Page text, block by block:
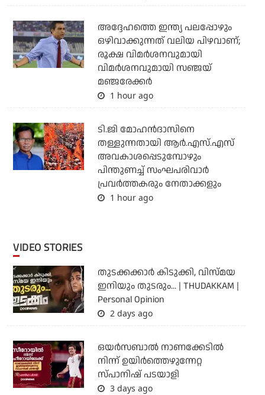
അദ്ദേഹത്തെ ഇന്ത്യ പലപ്പോഴും
ഒഴിവാക്കുന്നത് വലിയ പിഴവാണ്;
രൂക്ഷ വിമര്‍ശനവുമായി
വിമര്‍ശനവുമായി സഞ്ജയ്
മഞ്ജരേക്കര്‍
1 hour ago
ടി.ജി മോഹന്‍ദാസിനെ
തള്ളുന്നതായി ആര്‍.എസ്.എസ്
അവകാശപ്പെടുമ്പോഴും
പിന്തുണച്ച് സംഘപരിവാര്‍
പ്രവര്‍ത്തകരും നേതാക്കളും
1 hour ago
VIDEO STORIES
തുടക്കക്കാര്‍ കിടുക്കി, വിസ്മയ
ഇനിയും തുടരും... | THUDAKKAM |
Personal Opinion
2 days ago
ഒയര്‍സബാൽ നാണക്കേടിൽ
നിന്ന് ഉയിർത്തെഴുന്നേറ്റ
സ്പാനിഷ് പടയാളി
3 days ago